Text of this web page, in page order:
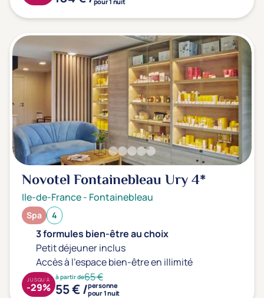
Novotel Fontainebleau Ury4*
Ile-de-France- Fontainebleau
Spa 4
3 formules bien-être au choix
Petit déjeuner inclus
Accès à l'espace bien-être en illimité
à partir de65 €
55 € /personne
pour 1 nuit
JUSQU'À
-29%